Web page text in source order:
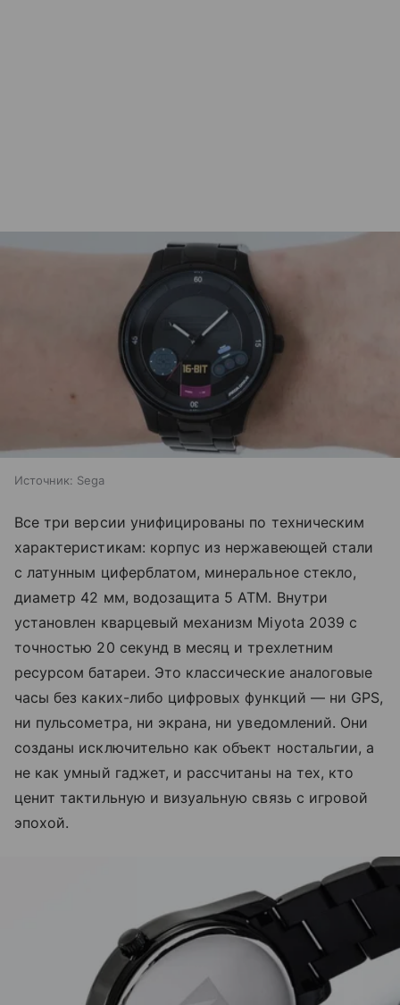
Источник: Sega
Все три версии унифицированы по техническим
характеристикам: корпус из нержавеющей стали
с латунным циферблатом, минеральное стекло,
диаметр 42 мм, водозащита 5 ATM. Внутри
установлен кварцевый механизм Miyota 2039 с
точностью 20 секунд в месяц и трехлетним
ресурсом батареи. Это классические аналоговые
часы без каких-либо цифровых функций — ни GPS,
ни пульсометра, ни экрана, ни уведомлений. Они
созданы исключительно как объект ностальгии, а
не как умный гаджет, и рассчитаны на тех, кто
ценит тактильную и визуальную связь с игровой
эпохой.